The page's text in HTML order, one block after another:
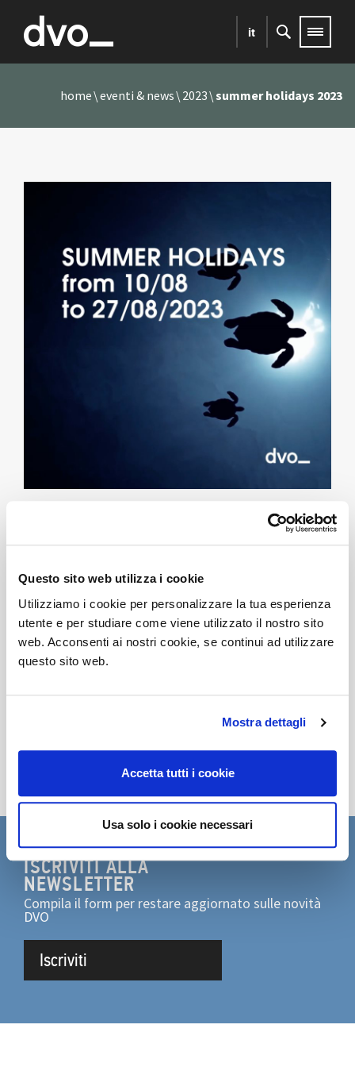
Questo sito web utilizza i cookie
Utilizziamo i cookie per personalizzare la tua esperienza
utente e per studiare come viene utilizzato il nostro sito
web. Acconsenti ai nostri cookie, se continui ad utilizzare
questo sito web.
Mostra dettagli
Accetta tutti i cookie
Usa solo i cookie necessari
it
home eventi & news 2023 summer holidays 2023
SUMMER HOLIDAYS
2023
14/07/2023
DVO rimarrà chiusa dal10 al 27 agosto 2023.
Buone vacanze!
ISCRIVITI ALLA
NEWSLETTER
Compila il form per restare aggiornato sulle novità
DVO
Iscriviti